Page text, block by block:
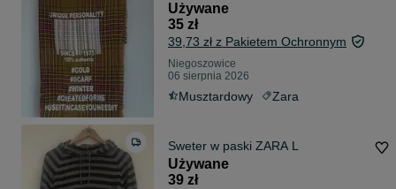
Używane
35 zł
39,73 zł z Pakietem Ochronnym
Niegoszowice
06 sierpnia 2026
Musztardowy Zara
Sweter w paski ZARA L
Używane
39 zł